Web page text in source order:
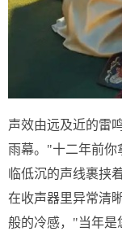
声效由远及近的雷
雨幕。"十二年前你
临低沉的声线裹挟
在收声器里异常清
般的冷感，"当年是